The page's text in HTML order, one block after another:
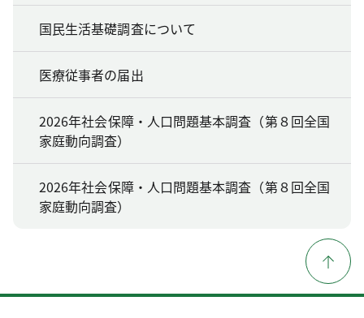
国民生活基礎調査について
医療従事者の届出
2026年社会保障・人口問題基本調査（第８回全国
家庭動向調査）
2026年社会保障・人口問題基本調査（第８回全国
家庭動向調査）